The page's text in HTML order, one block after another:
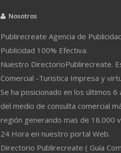
Nosotros
Publirecreate Agencia de
Publicidad 100% Efectiva.
Nuestro DirectorioPublirecreate.
Comercial -Turistica Impresa y
Se ha posicionado en los últimos 6
del medio de consulta comercial
región generando mas de 18.000
24 Hora en nuestro portal Web.
Directorio Publirecreate ( Guía